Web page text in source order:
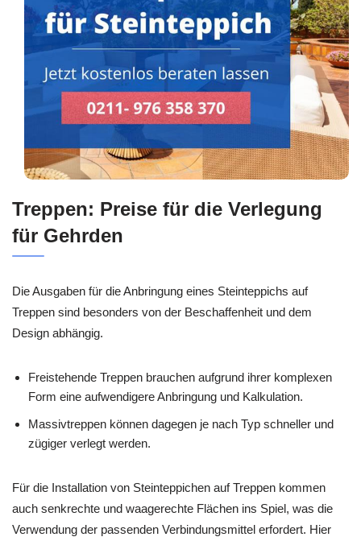
Treppen: Preise für die Verlegung
für Gehrden
Die Ausgaben für die Anbringung eines Steinteppichs auf
Treppen sind besonders von der Beschaffenheit und dem
Design abhängig.
Freistehende Treppen brauchen aufgrund ihrer komplexen
Form eine aufwendigere Anbringung und Kalkulation.
Massivtreppen können dagegen je nach Typ schneller und
zügiger verlegt werden.
Für die Installation von Steinteppichen auf Treppen kommen
auch senkrechte und waagerechte Flächen ins Spiel, was die
Verwendung der passenden Verbindungsmittel erfordert. Hier